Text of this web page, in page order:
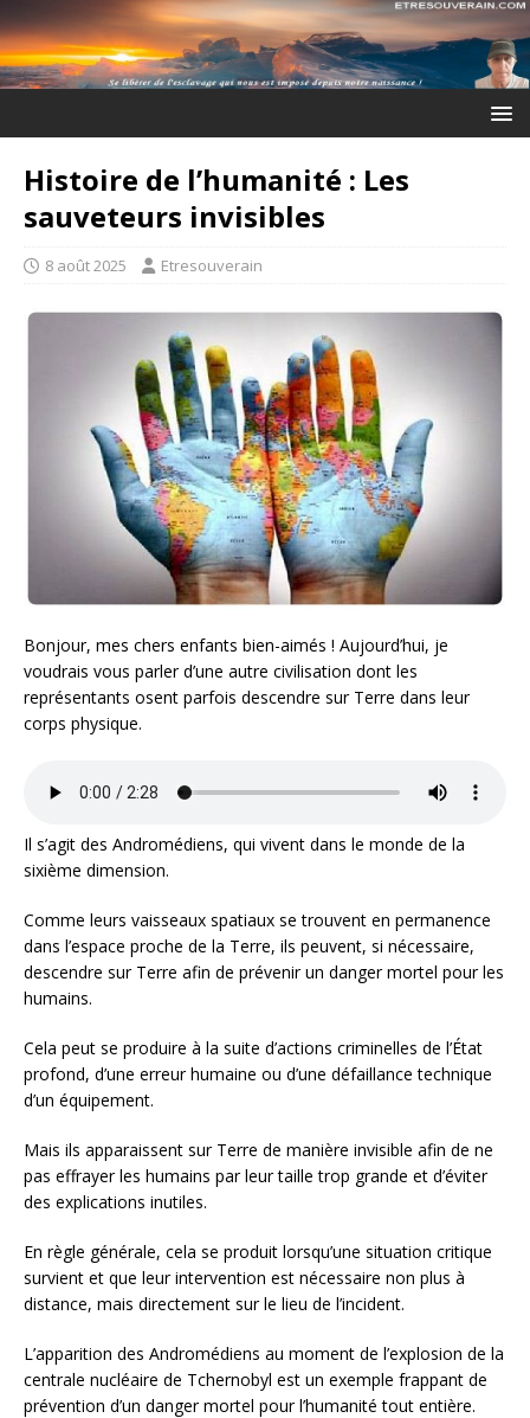
Histoire de l’humanité : Les
sauveteurs invisibles
8 août 2025 Etresouverain
Bonjour, mes chers enfants bien-aimés ! Aujourd’hui, je
voudrais vous parler d’une autre civilisation dont les
représentants osent parfois descendre sur Terre dans leur
corps physique.
Il s’agit des Andromédiens, qui vivent dans le monde de la
sixième dimension.
Comme leurs vaisseaux spatiaux se trouvent en permanence
dans l’espace proche de la Terre, ils peuvent, si nécessaire,
descendre sur Terre afin de prévenir un danger mortel pour les
humains.
Cela peut se produire à la suite d’actions criminelles de l’État
profond, d’une erreur humaine ou d’une défaillance technique
d’un équipement.
Mais ils apparaissent sur Terre de manière invisible afin de ne
pas effrayer les humains par leur taille trop grande et d’éviter
des explications inutiles.
En règle générale, cela se produit lorsqu’une situation critique
survient et que leur intervention est nécessaire non plus à
distance, mais directement sur le lieu de l’incident.
L’apparition des Andromédiens au moment de l’explosion de la
centrale nucléaire de Tchernobyl est un exemple frappant de
prévention d’un danger mortel pour l’humanité tout entière.